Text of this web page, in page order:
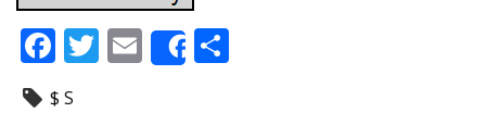
F
ac
e
T E
m
Share
$ S